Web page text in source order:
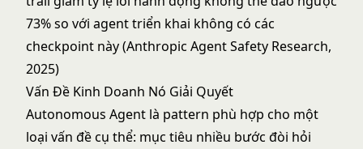
73% so với agent triển khai không có các
checkpoint này (Anthropic Agent Safety Research,
2025)
Vấn Đề Kinh Doanh Nó Giải Quyết
Autonomous Agent là pattern phù hợp cho một
loại vấn đề cụ thể: mục tiêu nhiều bước đòi hỏi